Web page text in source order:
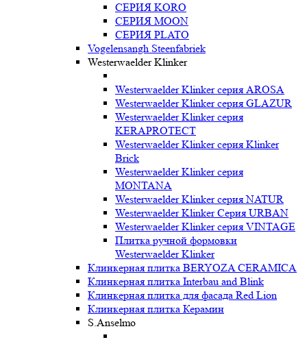
СЕРИЯ KORO
СЕРИЯ MOON
СЕРИЯ PLATO
Vogelensangh Steenfabriek
Westerwaelder Klinker
Westerwaelder Klinker серия AROSA
Westerwaelder Klinker серия GLAZUR
Westerwaelder Klinker серия
KERAPROTECT
Westerwaelder Klinker серия Klinker
Brick
Westerwaelder Klinker серия
MONTANA
Westerwaelder Klinker серия NATUR
Westerwaelder Klinker Серия URBAN
Westerwaelder Klinker серия VINTAGE
Плитка ручной формовки
Westerwaelder Klinker
Клинкерная плитка BERYOZA CERAMICA
Клинкерная плитка Interbau and Blink
Клинкерная плитка для фасада Red Lion
Клинкерная плитка Керамин
S.Anselmo